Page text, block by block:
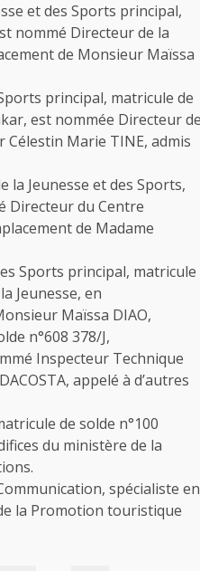
et des Sports principal,
nommé Directeur de la
de Monsieur Maïssa
principal, matricule de
est nommée Directeur
Célestin Marie TINE, admis
la Jeunesse et des Sports,
Directeur du Centre
de Madame
Sports principal, matricule
Jeunesse, en
Maïssa DIAO,
n°608 378/J,
Inspecteur Technique
appelé à d’autres
de solde n°100
du ministère de la
spécialiste en
la Promotion touristique